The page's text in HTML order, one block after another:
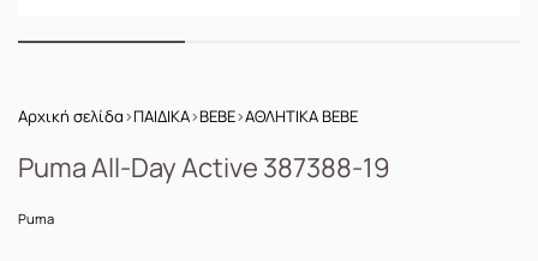
Αρχική σελίδα›ΠΑΙΔΙΚΑ›BEBE›ΑΘΛΗΤΙΚΑ BEBE
Puma All-Day Active 387388-19
Puma